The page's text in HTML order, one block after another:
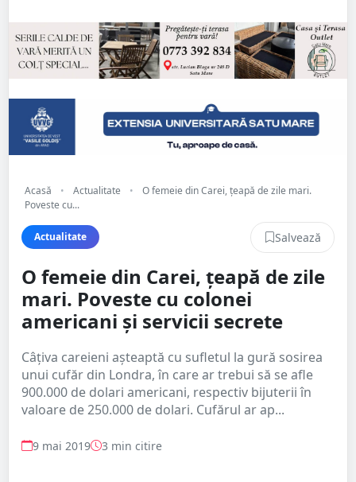
Acasă • Actualitate •
O femeie din Carei, țeapă de zile mari.
Poveste cu...
Actualitate Salvează
O femeie din Carei, țeapă de zile
mari. Poveste cu colonei
americani și servicii secrete
Câțiva careieni așteaptă cu sufletul la gură sosirea
unui cufăr din Londra, în care ar trebui să se afle
900.000 de dolari americani, respectiv bijuterii în
valoare de 250.000 de dolari. Cufărul ar ap...
9 mai 2019 3 min citire